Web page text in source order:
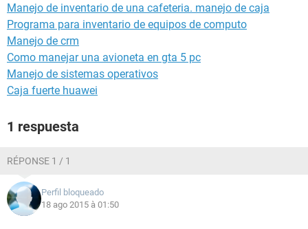
Manejo de inventario de una cafeteria. manejo de caja
Programa para inventario de equipos de computo
Manejo de crm
Como manejar una avioneta en gta 5 pc
Manejo de sistemas operativos
Caja fuerte huawei
1 respuesta
RÉPONSE 1 / 1
Perfil bloqueado
18 ago 2015 à 01:50